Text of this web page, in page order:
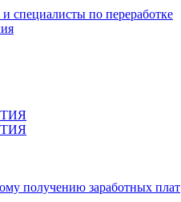
по переработке
получению заработных плат